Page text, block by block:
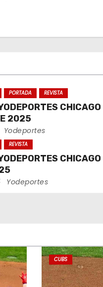
PORTADA REVISTA
CHICAGO
2025
Yodeportes
REVISTA
CHICAGO
Yodeportes
CUBS